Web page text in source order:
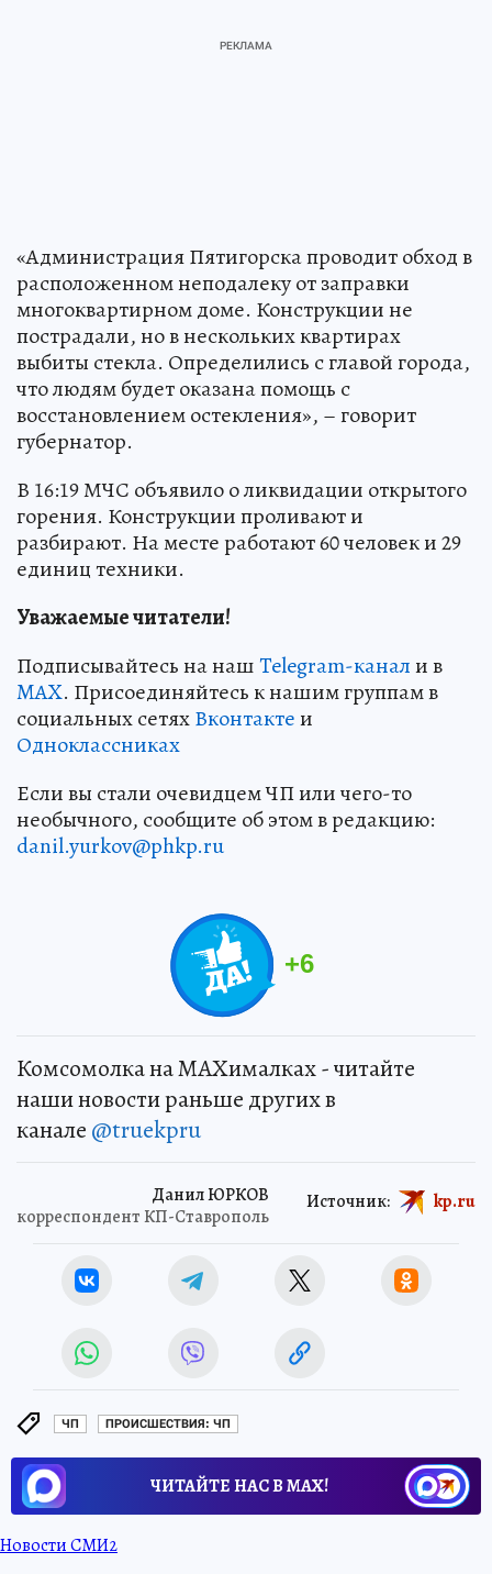
«Администрация Пятигорска проводит обход в
расположенном неподалеку от заправки
многоквартирном доме. Конструкции не
пострадали, но в нескольких квартирах
выбиты стекла. Определились с главой города,
что людям будет оказана помощь с
восстановлением остекления», – говорит
губернатор.
В 16:19 МЧС объявило о ликвидации открытого
горения. Конструкции проливают и
разбирают. На месте работают 60 человек и 29
единиц техники.
Уважаемые читатели!
Подписывайтесь на нашTelegram-канали в
MAX. Присоединяйтесь к нашим группам в
социальных сетяхВконтактеи
Одноклассниках
Если вы стали очевидцем ЧП или чего-то
необычного, сообщите об этом в редакцию:
danil.yurkov@phkp.ru
+6
Комсомолка на MAXималках - читайте
наши новости раньше других в
канале @truekpru
Данил ЮРКОВ
корреспондент КП-Ставрополь
Источник: kp.ru
ЧП ПРОИСШЕСТВИЯ: ЧП
ЧИТАЙТЕ НАС В МАХ!
Новости СМИ2